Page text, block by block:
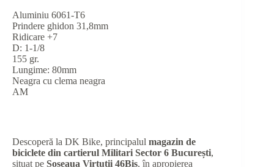
Aluminiu 6061-T6
Prindere ghidon 31,8mm
Ridicare +7
D: 1-1/8
155 gr.
Lungime: 80mm
Neagra cu clema neagra
AM
Descoperă la DK Bike, principalul magazin de
biciclete din cartierul Militari Sector 6 București,
situat pe Șoseaua Virtuții 46Bis, în apropierea